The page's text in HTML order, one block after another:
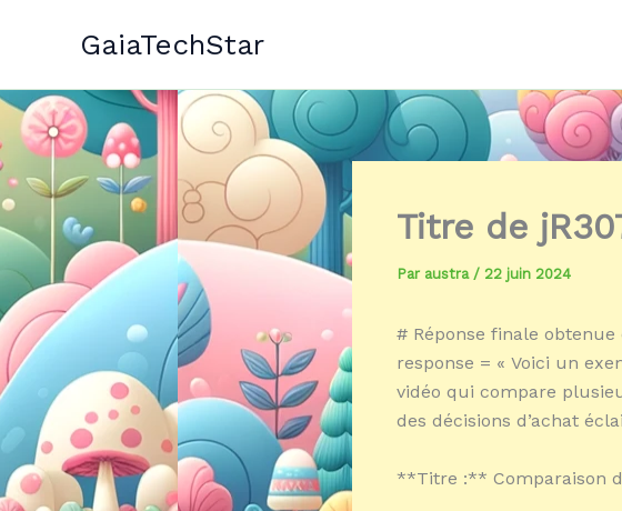
GaiaTechStar
Titre de
Par austra / 22 juin 2024
# Réponse finale obtenue
response = « Voici un
vidéo qui compare
des décisions d’achat
**Titre :** Comparaison